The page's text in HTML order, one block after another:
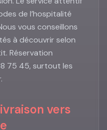
de l’hospitalité
vous conseillons
à découvrir selon
Réservation
75 45, surtout les
vers